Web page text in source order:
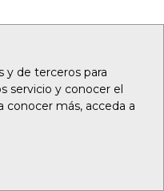
y de terceros para
servicio y conocer el
conocer más, acceda a